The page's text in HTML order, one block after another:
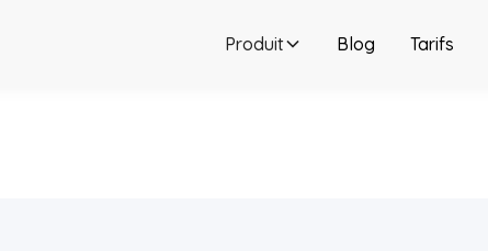
Produit Blog Tarifs